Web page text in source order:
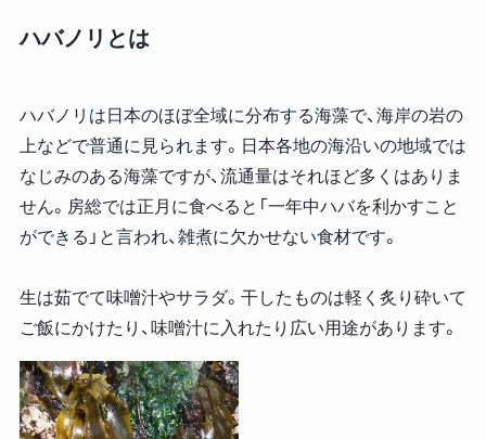
ハバノリとは
ハバノリは日本のほぼ全域に分布する海藻で、海岸の岩の
上などで普通に見られます。日本各地の海沿いの地域では
なじみのある海藻ですが、流通量はそれほど多くはありま
せん。房総では正月に食べると「一年中ハバを利かすこと
ができる」と言われ、雑煮に欠かせない食材です。
生は茹でて味噌汁やサラダ。干したものは軽く炙り砕いて
ご飯にかけたり、味噌汁に入れたり広い用途があります。